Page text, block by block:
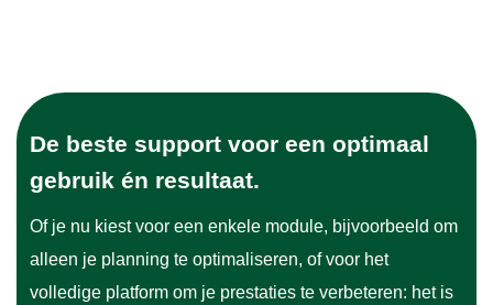
De beste support voor een optimaal
gebruik én resultaat.
Of je nu kiest voor een enkele module, bijvoorbeeld om
alleen je planning te optimaliseren, of voor het
volledige platform om je prestaties te verbeteren: het is